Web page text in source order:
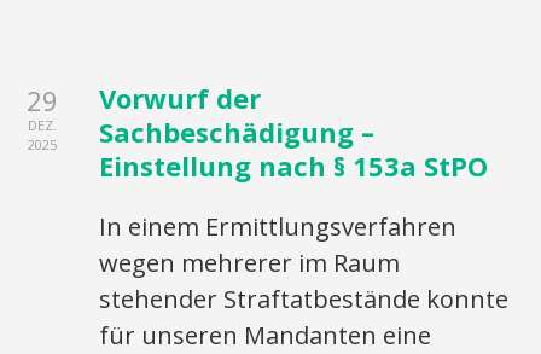
29
DEZ.
2025
Vorwurf der
Sachbeschädigung –
Einstellung nach § 153a StPO
In einem Ermittlungsverfahren
wegen mehrerer im Raum
stehender Straftatbestände konnte
für unseren Mandanten eine